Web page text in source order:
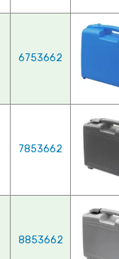
6753662
7853662
8853662